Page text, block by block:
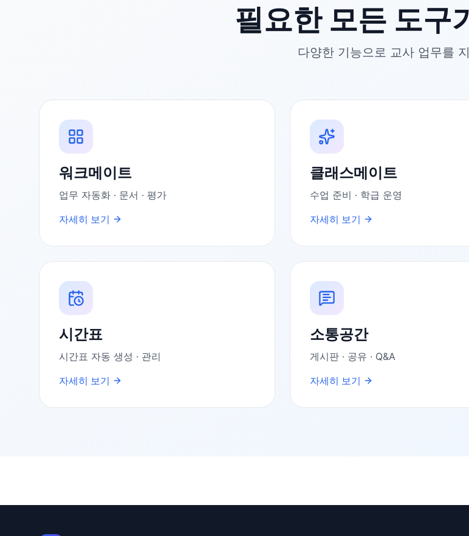
필요한 모든 도구
다양한 기능으로 교사 업무를
워크메이트
업무 자동화 · 문서 · 평가
자세히 보기
클래스메이트
수업 준비 · 학급 운영
자세히 보기
시간표
시간표 자동 생성 · 관리
자세히 보기
소통공간
게시판 · 공유 · Q&A
자세히 보기